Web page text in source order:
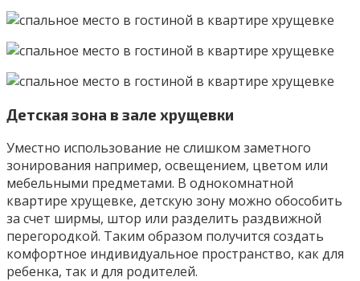
Детская зона в зале хрущевки
Уместно использование не слишком заметного
зонирования например, освещением, цветом или
мебельными предметами. В однокомнатной
квартире хрущевке, детскую зону можно обособить
за счет ширмы, штор или разделить раздвижной
перегородкой. Таким образом получится создать
комфортное индивидуальное пространство, как для
ребенка, так и для родителей.